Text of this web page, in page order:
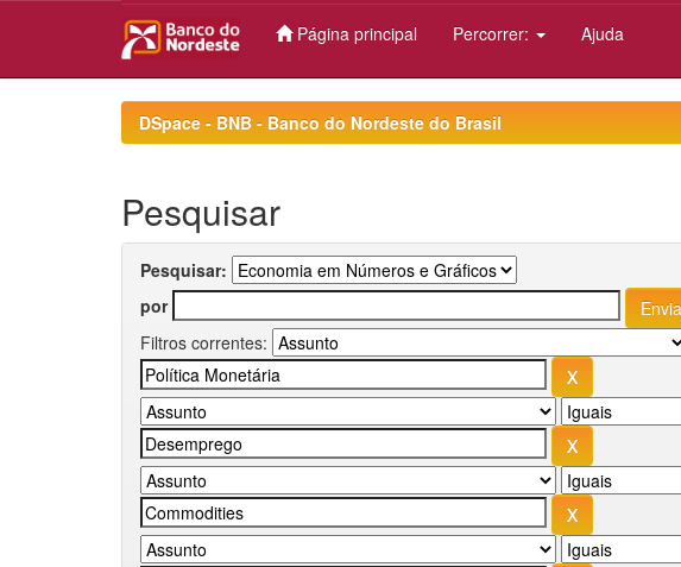
Página principal Percorrer: Ajuda
DSpace - BNB - Banco do Nordeste do Brasil
Pesquisar
Pesquisar:
por
Filtros correntes: